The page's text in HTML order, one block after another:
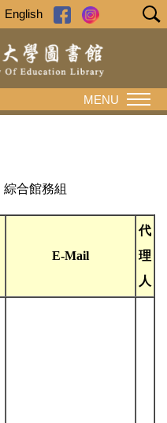
English
MENU
綜合館務組
E-Mail
代
理
人